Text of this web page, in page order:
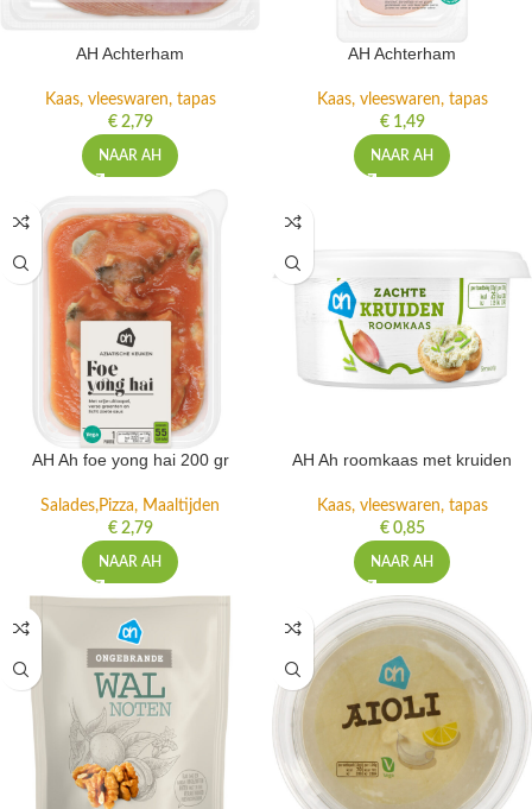
AH Achterham
Kaas, vleeswaren, tapas
€2,79
NAAR AH
AH Achterham
Kaas, vleeswaren, tapas
€1,49
NAAR AH
AH Ah foe yong hai 200 gr
Salades,Pizza, Maaltijden
€2,79
NAAR AH
AH Ah roomkaas met kruiden
Kaas, vleeswaren, tapas
€0,85
NAAR AH